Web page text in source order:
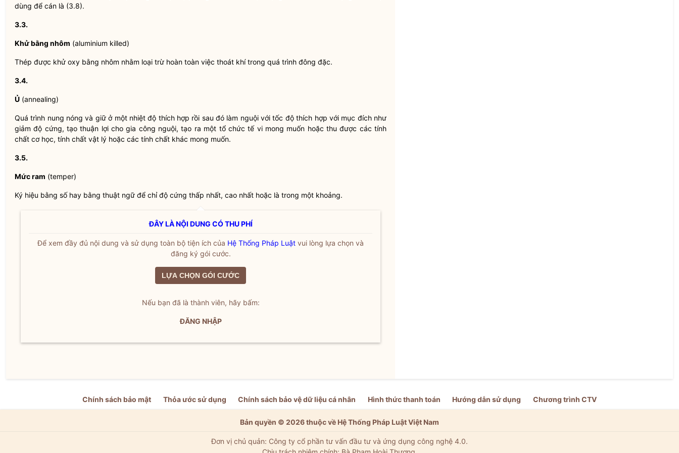
dùng để cán là (3.8).
3.3.
Khử bằng nhôm (aluminium killed)
Thép được khử oxy bằng nhôm nhằm loại trừ hoàn toàn việc thoát khí trong quá trình đông đặc.
3.4.
Ủ (annealing)
Quá trình nung nóng và giữ ở một nhiệt độ thích hợp rồi sau đó làm nguội với tốc độ thích hợp với mục đích như
giảm độ cứng, tạo thuận lợi cho gia công nguội, tạo ra một tổ chức tế vi mong muốn hoặc thu được các tính
chất cơ học, tính chất vật lý hoặc các tính chất khác mong muốn.
3.5.
Mức ram (temper)
Ký hiệu bằng số hay bằng thuật ngữ để chỉ độ cứng thấp nhất, cao nhất hoặc là trong một khoảng.
ĐÂY LÀ NỘI DUNG CÓ THU PHÍ
Để xem đầy đủ nội dung và sử dụng toàn bộ tiện ích của Hệ Thống Pháp Luật vui lòng lựa chọn và
đăng ký gói cước.
LỰA CHỌN GÓI CƯỚC
Nếu bạn đã là thành viên, hãy bấm:
ĐĂNG NHẬP
Chính sách bảo mật Thỏa ước sử dụng Chính sách bảo vệ dữ liệu cá nhân Hình thức thanh toán Hướng dẫn sử dụng Chương trình CTV
Bản quyền © 2026 thuộc về Hệ Thống Pháp Luật Việt Nam
Đơn vị chủ quản: Công ty cổ phần tư vấn đầu tư và ứng dụng công nghệ 4.0.